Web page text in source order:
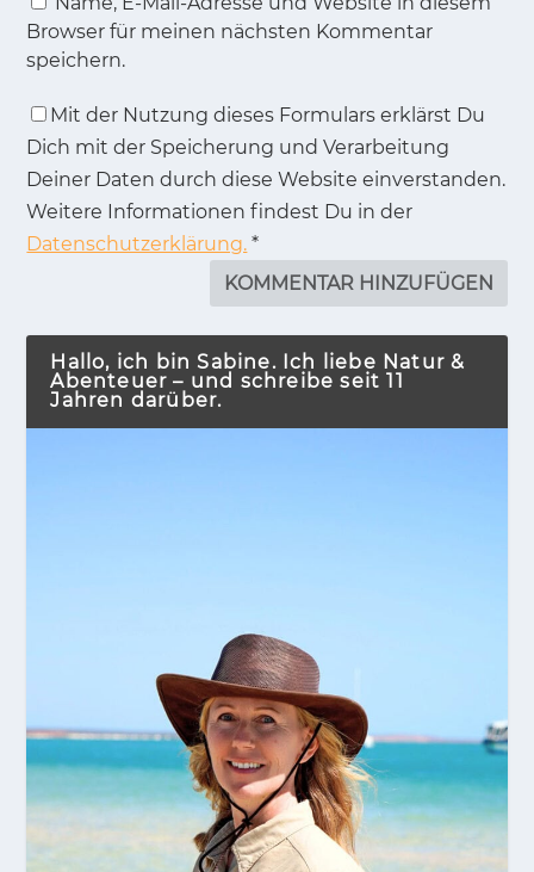
Browser für meinen nächsten Kommentar
speichern.
Mit der Nutzung dieses Formulars erklärst Du
Dich mit der Speicherung und Verarbeitung
Deiner Daten durch diese Website einverstanden.
Weitere Informationen findest Du in der
Datenschutzerklärung. *
Hallo, ich bin Sabine. Ich liebe Natur &
Abenteuer – und schreibe seit 11
Jahren darüber.